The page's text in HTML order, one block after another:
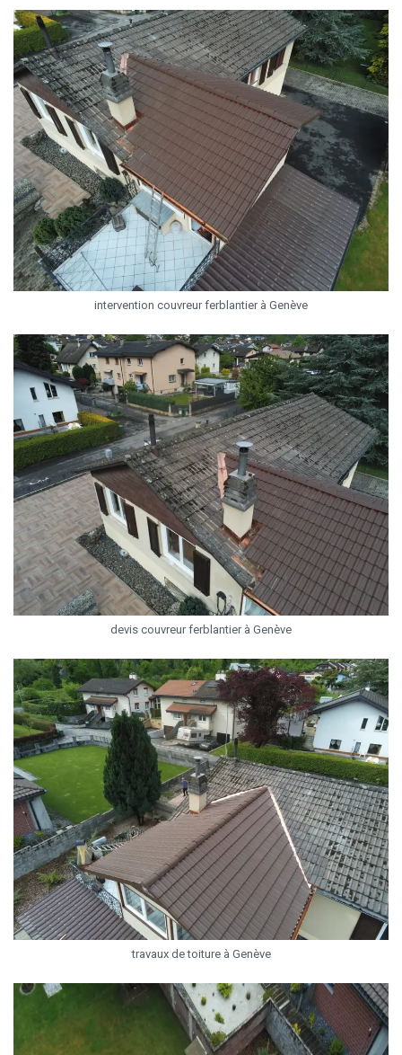
intervention couvreur ferblantier à Genève
devis couvreur ferblantier à Genève
travaux de toiture à Genève